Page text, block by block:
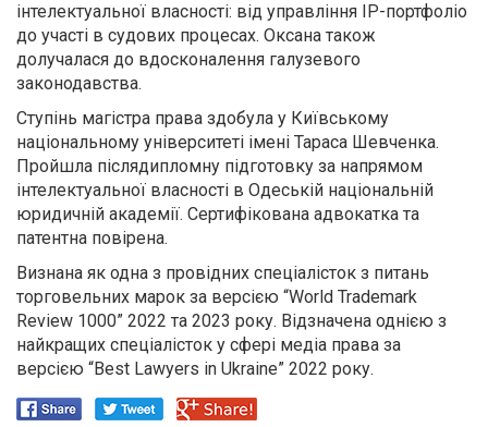
інтелектуальної власності: від управління ІР-портфоліо
до участі в судових процесах. Оксана також
долучалася до вдосконалення галузевого
законодавства.
Ступінь магістра права здобула у Київському
національному університеті імені Тараса Шевченка.
Пройшла післядипломну підготовку за напрямом
інтелектуальної власності в Одеській національній
юридичній академії. Сертифікована адвокатка та
патентна повірена.
Визнана як одна з провідних спеціалісток з питань
торговельних марок за версією “World Trademark
Review 1000” 2022 та 2023 року. Відзначена однією з
найкращих спеціалісток у сфері медіа права за
версією “Best Lawyers in Ukraine” 2022 року.